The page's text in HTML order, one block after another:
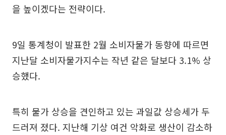
을 높이겠다는 전략이다.
9일 통계청이 발표한 2월 소비자물가 동향에 따르면
지난달 소비자물가지수는 작년 같은 달보다 3.1% 상
승했다.
특히 물가 상승을 견인하고 있는 과일값 상승세가 두
드러져 졌다. 지난해 기상 여건 악화로 생산이 감소하